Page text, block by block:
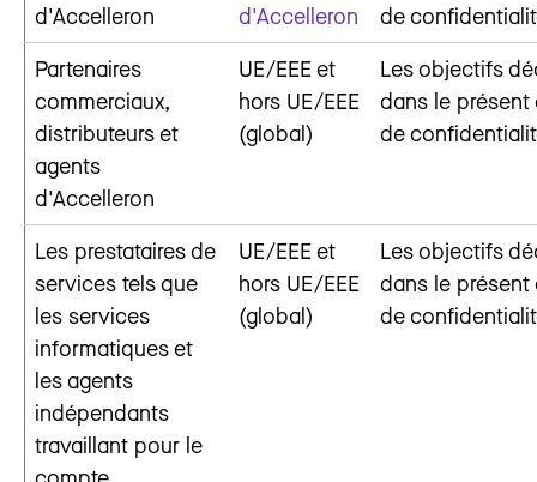
d'Accelleron
d'Accelleron
de
Partenaires
commerciaux,
distributeurs et
agents
d'Accelleron
UE/EEE et
hors UE/EEE
(global)
Les objectifs
dans le présent
de
Les prestataires de
services tels que
les services
informatiques et
les agents
indépendants
travaillant pour le
UE/EEE et
hors UE/EEE
(global)
Les objectifs
dans le présent
de